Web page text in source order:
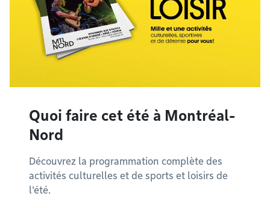
Quoi faire cet été à Montréal-
Nord
Découvrez la programmation complète des
activités culturelles et de sports et loisirs de
l'été.